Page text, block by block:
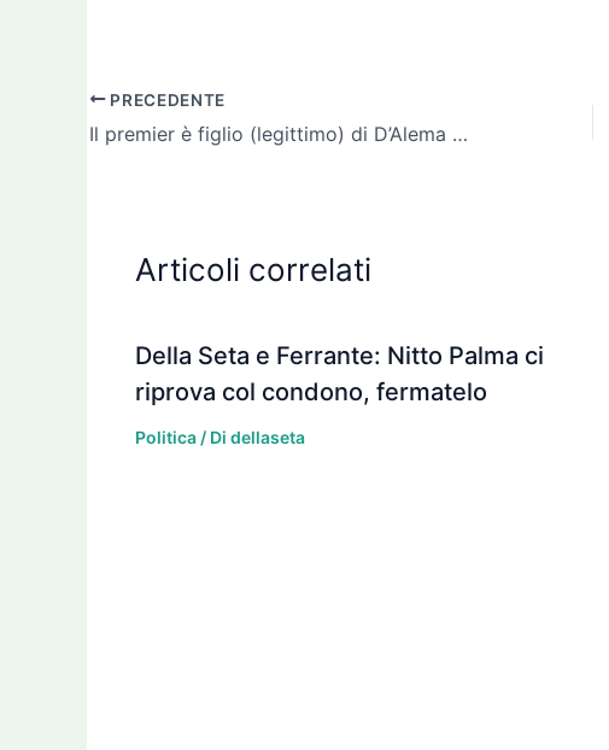
PRECEDENTE
Il premier è figlio (legittimo) di D’Alema e Bersani
Articoli correlati
Della Seta e Ferrante: Nitto Palma ci
riprova col condono, fermatelo
Politica / Di dellaseta